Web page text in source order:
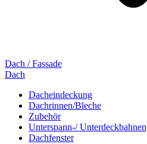
Dach / Fassade
Dach
Dacheindeckung
Dachrinnen/Bleche
Zubehör
Unterspann-/ Unterdeckbahnen
Dachfenster